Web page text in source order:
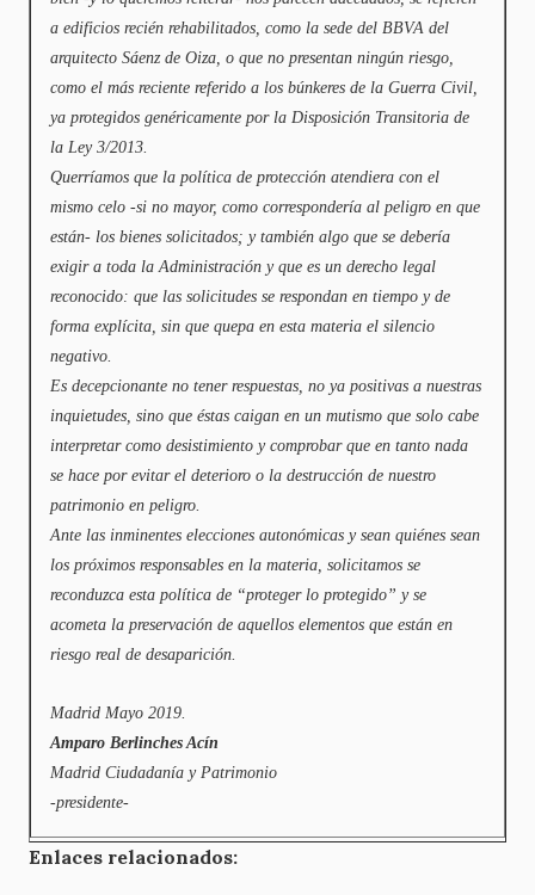
a edificios recién rehabilitados, como la sede del BBVA del
arquitecto Sáenz de Oiza, o que no presentan ningún riesgo,
como el más reciente referido a los búnkeres de la Guerra Civil,
ya protegidos genéricamente por la Disposición Transitoria de
la Ley 3/2013.
Querríamos que la política de protección atendiera con el
mismo celo -si no mayor, como correspondería al peligro en que
están- los bienes solicitados; y también algo que se debería
exigir a toda la Administración y que es un derecho legal
reconocido: que las solicitudes se respondan en tiempo y de
forma explícita, sin que quepa en esta materia el silencio
negativo.
Es decepcionante no tener respuestas, no ya positivas a nuestras
inquietudes, sino que éstas caigan en un mutismo que solo cabe
interpretar como desistimiento y comprobar que en tanto nada
se hace por evitar el deterioro o la destrucción de nuestro
patrimonio en peligro.
Ante las inminentes elecciones autonómicas y sean quiénes sean
los próximos responsables en la materia, solicitamos se
reconduzca esta política de “proteger lo protegido” y se
acometa la preservación de aquellos elementos que están en
riesgo real de desaparición.
Madrid Mayo 2019.
Amparo Berlinches Acín
Madrid Ciudadanía y Patrimonio
-presidente-
Enlaces relacionados: